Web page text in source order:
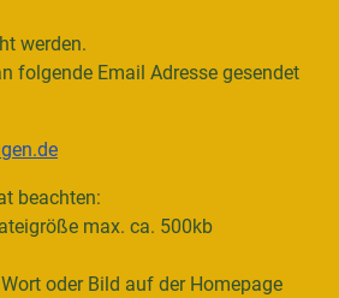
werden.
folgende Email Adresse gesendet
beachten:
max. ca. 500kb
oder Bild auf der Homepage